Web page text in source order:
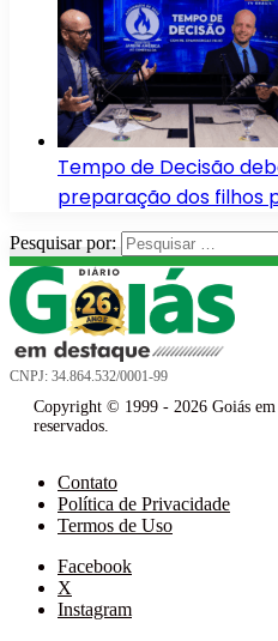
Tempo de Decisão
preparação dos filhos
Pesquisar por:
CNPJ: 34.864.532/0001-99
Copyright © 1999 - 2026 Goiás em
reservados.
Contato
Política de Privacidade
Termos de Uso
Facebook
X
Instagram